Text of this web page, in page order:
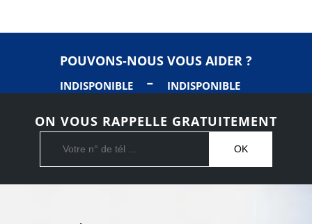
POUVONS-NOUS VOUS AIDER ?
INDISPONIBLE - INDISPONIBLE
ON VOUS RAPPELLE GRATUITEMENT